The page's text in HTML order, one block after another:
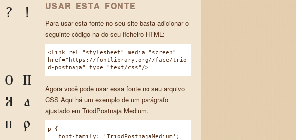
?
!
О
П
Я
а
п
р
USAR ESTA FONTE
Para usar esta fonte no seu site basta adicionar o
seguinte código na do seu ficheiro HTML:
<link rel="stylesheet" media="screen"
href="https://fontlibrary.org//face/trio
d-postnaja" type="text/css"/>
Agora você pode usar essa fonte no seu arquivo
CSS Aqui há um exemplo de um parágrafo
ajustado em TriodPostnaja Medium.
p {
font-family: 'TriodPostnajaMedium';